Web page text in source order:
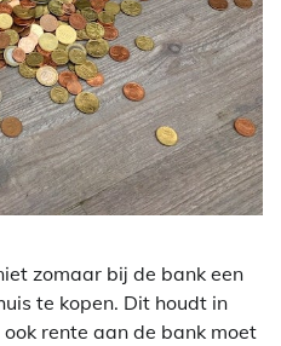
zomaar bij de bank een
te kopen. Dit houdt in
rente aan de bank moet